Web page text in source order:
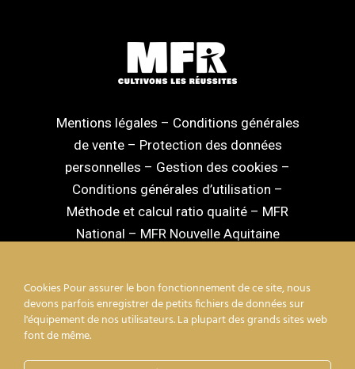
Mentions légales – Conditions générales
de vente– Protection des données
personnelles – Gestion des cookies –
Conditions générales d’utilisation –
Méthode et calcul ratio qualité – MFR
National – MFR Nouvelle Aquitaine
facebook linkedin youtube instagram
Cookies Pour assurer le bon fonctionnement de ce site, nous
devons parfois enregistrer de petits fichiers de données sur
l'équipement de nos utilisateurs. La plupart des grands sites web
font de même.